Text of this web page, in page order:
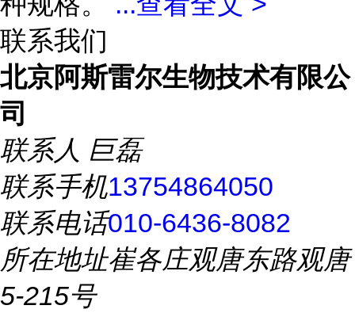
联系我们
北京阿斯雷尔生物技术有限公
司
联系人 巨磊
联系手机13754864050
联系电话010-6436-8082
所在地址崔各庄观唐东路观唐
5-215号